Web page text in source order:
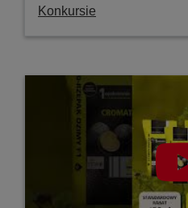
Konkursie